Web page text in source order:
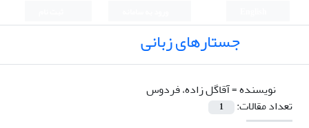
جستارهای زبانی
نویسنده =آقاگل زاده، فردوس
تعداد مقالات:
1